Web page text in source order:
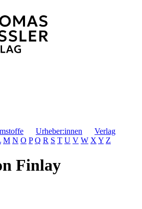
Urheber:innen
Verlag
M N O P Q R S T U V W X Y Z
Finlay